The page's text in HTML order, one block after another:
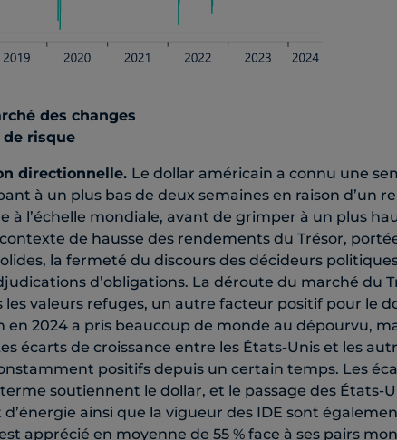
des changes
risque
directionnelle. Le dollar américain a connu une
à un plus bas de deux semaines en raison d’un
à l’échelle mondiale, avant de grimper à un plus
de hausse des rendements du Trésor,
la fermeté du discours des décideurs
d’obligations. La déroute du marché du
valeurs refuges, un autre facteur positif pour le
en 2024 a pris beaucoup de monde au dépourvu,
écarts de croissance entre les États-Unis et les
positifs depuis un certain temps. Les
soutiennent le dollar, et le passage des États-
ainsi que la vigueur des IDE sont
apprécié en moyenne de 55 % face à ses pairs